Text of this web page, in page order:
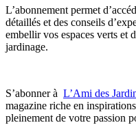
L’abonnement permet
détaillés et des conseils
embellir vos espaces verts et
jardinage.
S’abonner à L’Ami des
magazine riche en
pleinement de votre passion